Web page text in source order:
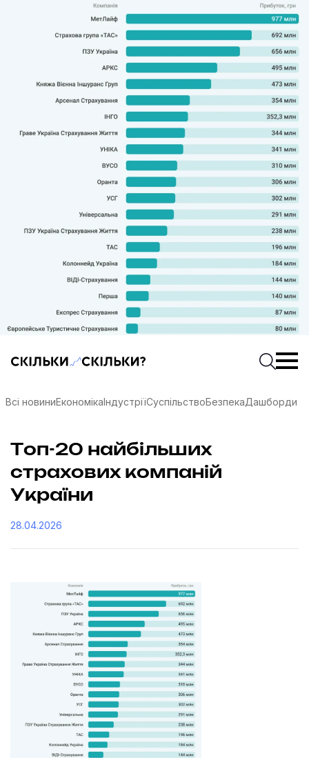
Скільки-скільки? — Медіа про суспільні даніПочати
Всі новиниЕкономікаІндустріїСуспільствоБезпекаДашборди
Топ-20 найбільших
страхових компаній
України
28.04.2026